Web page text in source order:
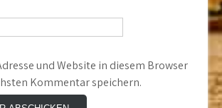
und Website in diesem Browser
Kommentar speichern.